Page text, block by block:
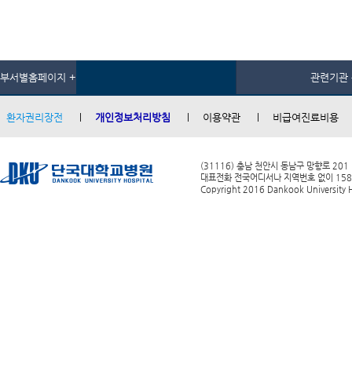
부서별홈페이지 + 관련기관
환자권리장전 개인정보처리방침 이용약관 비급여진료비용
(31116) 충남 천안시 동남구 망향로 201
대표전화 전국어디서나 지역번호 없이
Copyright 2016 Dankook University